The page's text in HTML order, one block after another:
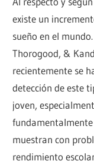
existe un
sueño en el
Thorogood, &
recientemente se
detección de este
joven,
muestran con
rendimiento